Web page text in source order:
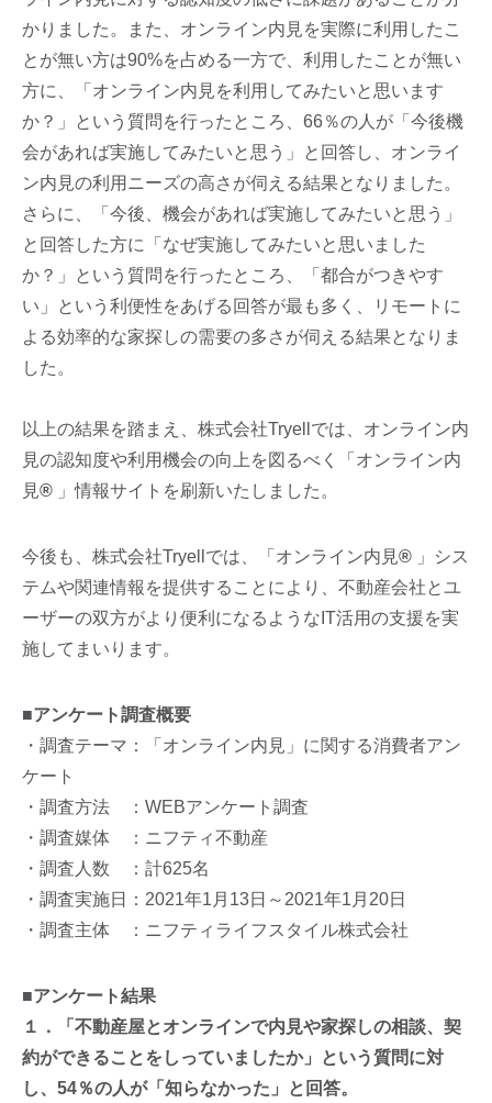
かりました。また、オンライン内見を実際に利用したこ
とが無い方は90%を占める一方で、利用したことが無い
方に、「オンライン内見を利用してみたいと思います
か？」という質問を行ったところ、66％の人が「今後機
会があれば実施してみたいと思う」と回答し、オンライ
ン内見の利用ニーズの高さが伺える結果となりました。
さらに、「今後、機会があれば実施してみたいと思う」
と回答した方に「なぜ実施してみたいと思いました
か？」という質問を行ったところ、「都合がつきやす
い」という利便性をあげる回答が最も多く、リモートに
よる効率的な家探しの需要の多さが伺える結果となりま
した。
以上の結果を踏まえ、株式会社Tryellでは、オンライン内
見の認知度や利用機会の向上を図るべく「オンライン内
見® 」情報サイトを刷新いたしました。
今後も、株式会社Tryellでは、「オンライン内見® 」シス
テムや関連情報を提供することにより、不動産会社とユ
ーザーの双方がより便利になるようなIT活用の支援を実
施してまいります。
■アンケート調査概要
・調査テーマ：「オンライン内見」に関する消費者アン
ケート
・調査方法 ：WEBアンケート調査
・調査媒体 ：ニフティ不動産
・調査人数 ：計625名
・調査実施日：2021年1月13日～2021年1月20日
・調査主体 ：ニフティライフスタイル株式会社
■アンケート結果
１．「不動産屋とオンラインで内見や家探しの相談、契
約ができることをしっていましたか」という質問に対
し、54％の人が「知らなかった」と回答。